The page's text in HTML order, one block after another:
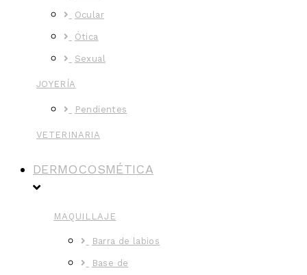
Ocular
Ótica
Sexual
JOYERÍA
Pendientes
VETERINARIA
DERMOCOSMÉTICA
MAQUILLAJE
Barra de labios
Base de